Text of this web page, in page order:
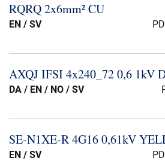
RQRQ 2x6mm² CU
EN / SV
AXQJ IFSI 4x240_​72 0,6 1kV
DA / EN / NO / SV
SE-​N1XE-​R 4G16 0,61kV
EN / SV